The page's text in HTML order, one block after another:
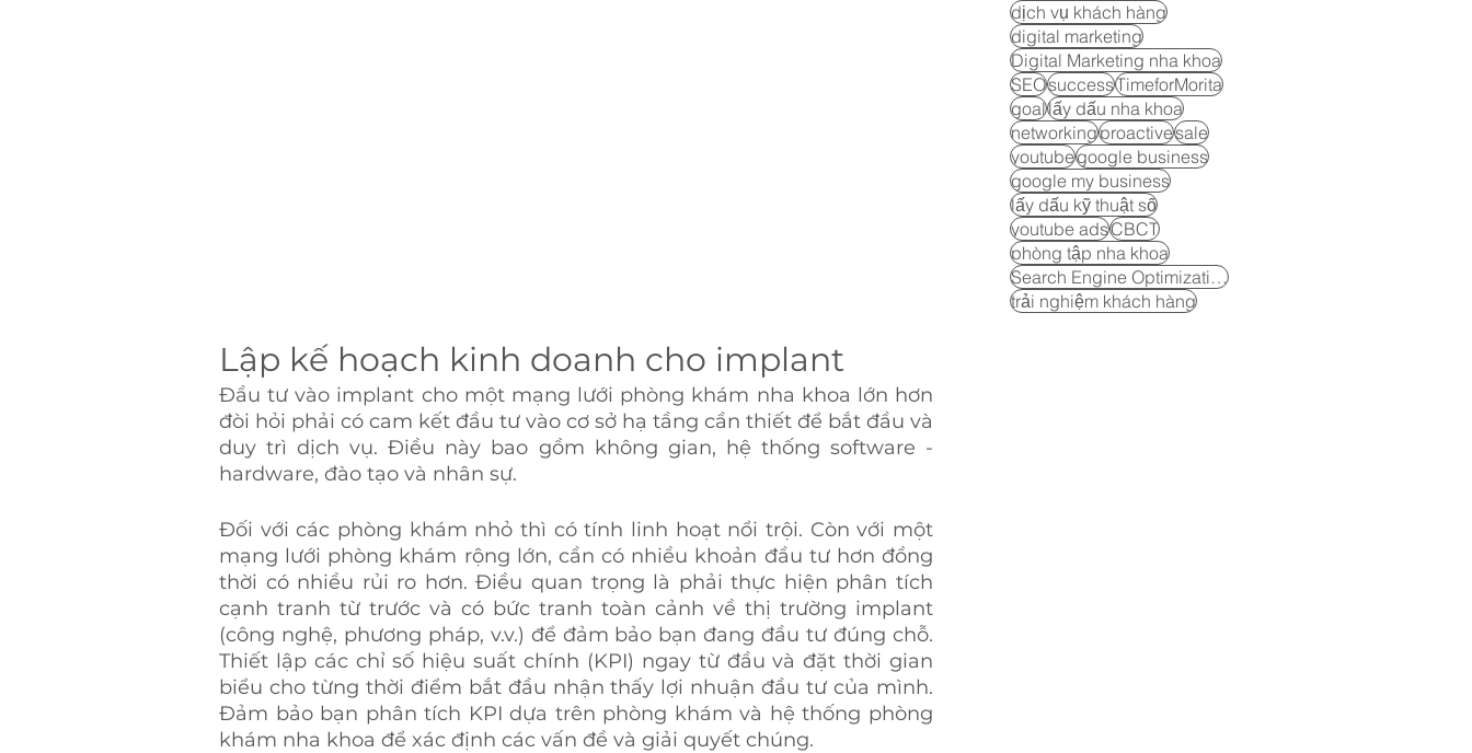
Lập kế hoạch kinh doanh cho implant
Đầu tư vào implant cho một mạng lưới phòng khám nha khoa lớn hơn
đòi hỏi phải có cam kết đầu tư vào cơ sở hạ tầng cần thiết để bắt đầu và
duy trì dịch vụ. Điều này bao gồm không gian, hệ thống software -
hardware, đào tạo và nhân sự.
Đối với các phòng khám nhỏ thì có tính linh hoạt nổi trội. Còn với một
mạng lưới phòng khám rộng lớn, cần có nhiều khoản đầu tư hơn đồng
thời có nhiều rủi ro hơn. Điều quan trọng là phải thực hiện phân tích
cạnh tranh từ trước và có bức tranh toàn cảnh về thị trường implant
(công nghệ, phương pháp, v.v.) để đảm bảo bạn đang đầu tư đúng chỗ.
Thiết lập các chỉ số hiệu suất chính (KPI) ngay từ đầu và đặt thời gian
biểu cho từng thời điểm bắt đầu nhận thấy lợi nhuận đầu tư của mình.
Đảm bảo bạn phân tích KPI dựa trên phòng khám và hệ thống phòng
khám nha khoa để xác định các vấn đề và giải quyết chúng.
dịch vụ khách hàng
digital marketing
Digital Marketing nha khoa
SEOsuccessTimeforMorita
goallấy dấu nha khoa
networkingproactivesale
youtubegoogle business
google my business
lấy dấu kỹ thuật số
youtube adsCBCT
phòng tập nha khoa
Search Engine Optimization
trải nghiệm khách hàng